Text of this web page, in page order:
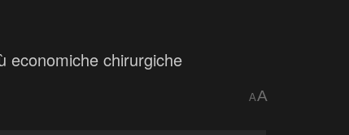
economiche chirurgiche
AA